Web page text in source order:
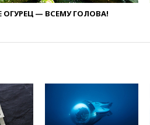
ОГУРЕЦ — ВСЕМУ ГОЛОВА!